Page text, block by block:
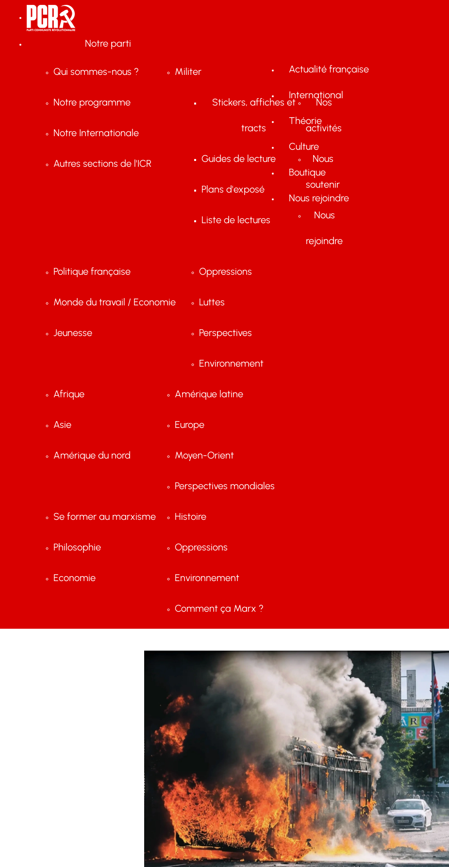
Notre parti
Qui sommes-nous ?
Notre programme
Notre Internationale
Autres sections de l'ICR
Militer
Stickers, affiches et
tracts
Guides de lecture
Plans d'exposé
Liste de lectures
Nos
activités
Nous
soutenir
Nous
rejoindre
Actualité française
Politique française
Monde du travail / Economie
Jeunesse
Oppressions
Luttes
Perspectives
Environnement
International
Afrique
Asie
Amérique du nord
Amérique latine
Europe
Moyen-Orient
Perspectives mondiales
Théorie
Se former au marxisme
Philosophie
Economie
Histoire
Oppressions
Environnement
Comment ça Marx ?
Culture
Boutique
Nous rejoindre